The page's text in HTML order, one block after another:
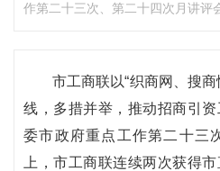
作第二十三次、第二十四次月讲评
市工商联以“织商网、搜
线，多措并举，推动招商引
委市政府重点工作第二十三
上，市工商联连续两次获得